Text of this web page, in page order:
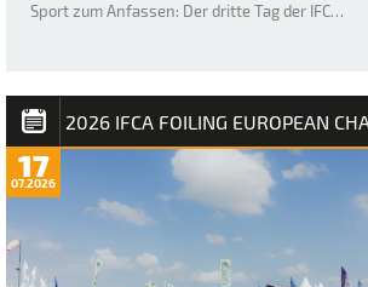
Sport zum Anfassen: Der dritte Tag der IFC…
2026 IFCA FOILING EUROPEAN
17
07.2026